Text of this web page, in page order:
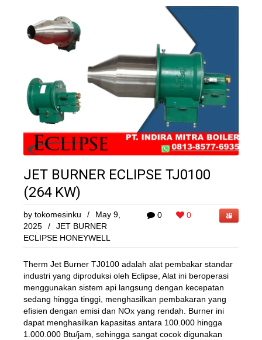
JET BURNER ECLIPSE TJ0100
(264 KW)
0 0
by tokomesinku /
May 9,
2025
/
JET BURNER
ECLIPSE HONEYWELL
Therm Jet Burner TJ0100 adalah alat pembakar standar
industri yang diproduksi oleh Eclipse, Alat ini beroperasi
menggunakan sistem api langsung dengan kecepatan
sedang hingga tinggi, menghasilkan pembakaran yang
efisien dengan emisi dan NOx yang rendah. Burner ini
dapat menghasilkan kapasitas antara 100.000 hingga
1.000.000 Btu/jam, sehingga sangat cocok digunakan